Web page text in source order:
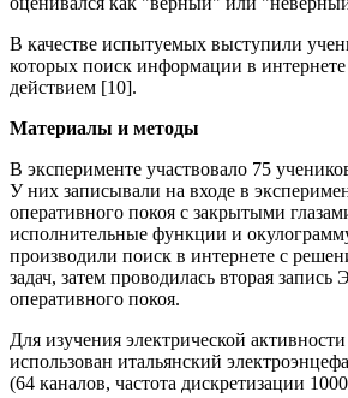
В качестве испытуемых выступили
которых поиск информации в
действием [10].
Материалы и методы
В эксперименте участвовало 75
У них записывали на входе в
оперативного покоя с закрытыми
исполнительные функции и
производили поиск в интернете с
задач, затем проводилась вторая
оперативного покоя.
Для изучения электрической
использован итальянский
(64 каналов, частота дискретизации